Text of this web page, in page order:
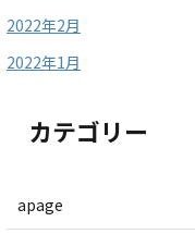
2022年2月
2022年1月
カテゴリー
apage